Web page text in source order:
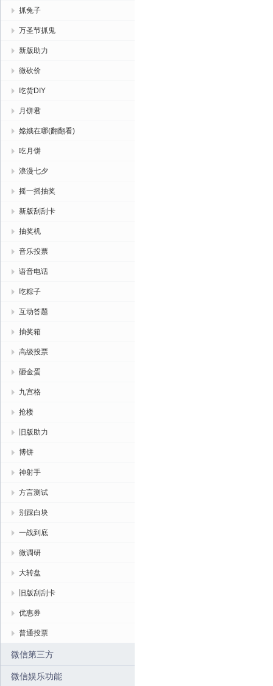
抓兔子
万圣节抓鬼
新版助力
微砍价
吃货DIY
月饼君
嫦娥在哪(翻翻看)
吃月饼
浪漫七夕
摇一摇抽奖
新版刮刮卡
抽奖机
音乐投票
语音电话
吃粽子
互动答题
抽奖箱
高级投票
砸金蛋
九宫格
抢楼
旧版助力
博饼
神射手
方言测试
别踩白块
一战到底
微调研
大转盘
旧版刮刮卡
优惠券
普通投票
微信第三方
微信娱乐功能